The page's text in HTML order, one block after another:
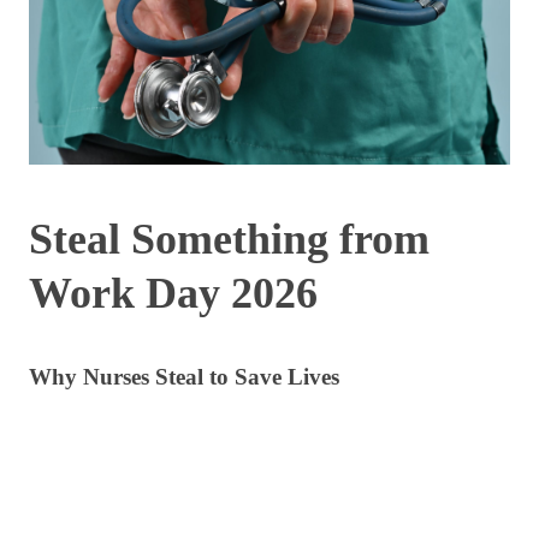
Steal Something from
Work Day 2026
Why Nurses Steal to Save Lives